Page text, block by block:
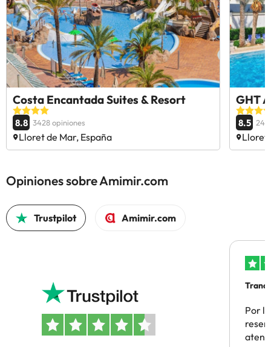
Costa Encantada Suites & Resort
8.8 3428 opiniones
Lloret de Mar, España
GHT
8.5
Lloret
Opiniones sobre Amimir.com
Trustpilot Amimir.com
Por